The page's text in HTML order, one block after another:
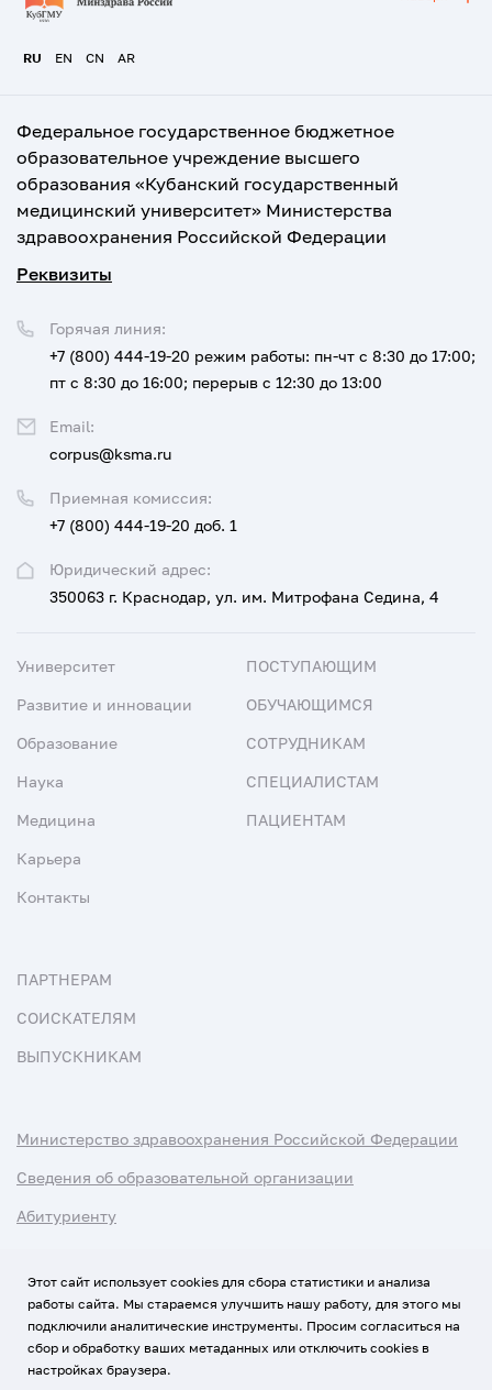
RU EN CN AR
Федеральное государственное бюджетное
образовательное учреждение высшего
образования «Кубанский государственный
медицинский университет» Министерства
здравоохранения Российской Федерации
Реквизиты
Юридический адрес:
350063 г. Краснодар, ул. им. Митрофана Седина, 4
Приемная комиссия:
+7 (800) 444-19-20 доб. 1
Горячая линия:
+7 (800) 444-19-20 режим работы: пн-чт с 8:30 до 17:00;
пт с 8:30 до 16:00; перерыв с 12:30 до 13:00
Email:
corpus@ksma.ru
Университет
Развитие и инновации
Образование
Наука
Медицина
Карьера
Контакты
ПОСТУПАЮЩИМ
ОБУЧАЮЩИМСЯ
СОТРУДНИКАМ
СПЕЦИАЛИСТАМ
ПАЦИЕНТАМ
ПАРТНЕРАМ
СОИСКАТЕЛЯМ
ВЫПУСКНИКАМ
Министерство здравоохранения Российской Федерации
Сведения об образовательной организации
Абитуриенту
Использование Cookies
Политика обработки персональных данных
Этот сайт использует cookies для сбора статистики и анализа
работы сайта. Мы стараемся улучшить нашу работу, для этого мы
подключили аналитические инструменты. Просим согласиться на
сбор и обработку ваших метаданных или отключить cookies в
настройках браузера.